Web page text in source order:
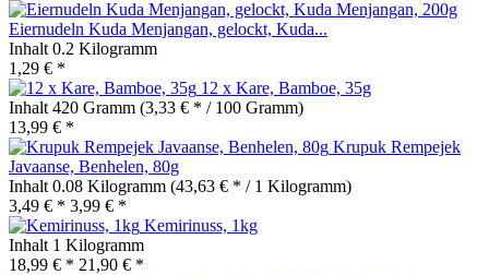
Eiernudeln Kuda Menjangan, gelockt, Kuda...
Inhalt 0.2 Kilogramm
1,29 € *
12 x Kare, Bamboe, 35g
Inhalt 420 Gramm (3,33 € * / 100 Gramm)
13,99 € *
Krupuk Rempejek
Javaanse, Benhelen, 80g
Inhalt 0.08 Kilogramm (43,63 € * / 1 Kilogramm)
3,49 € * 3,99 € *
Kemirinuss, 1kg
Inhalt 1 Kilogramm
18,99 € * 21,90 € *